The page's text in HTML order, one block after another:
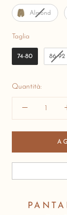
Almond
Taglia
74-80 86-92
Quantità: